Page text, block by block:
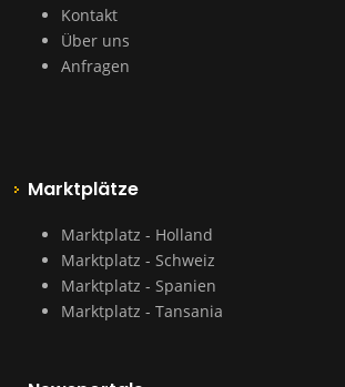
Kontakt
Über uns
Anfragen
Marktplätze
Marktplatz - Holland
Marktplatz - Schweiz
Marktplatz - Spanien
Marktplatz - Tansania